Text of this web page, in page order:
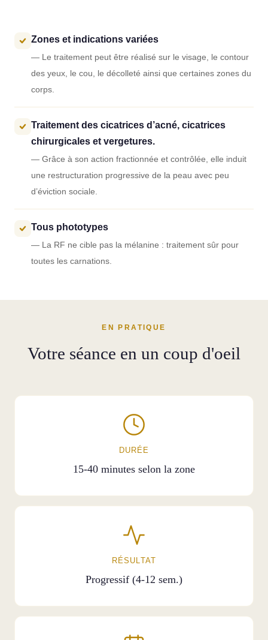
Zones et indications variées
— Le traitement peut être réalisé sur le visage, le contour
des yeux, le cou, le décolleté ainsi que certaines zones du
corps.
Traitement des cicatrices d’acné, cicatrices
chirurgicales et vergetures.
— Grâce à son action fractionnée et contrôlée, elle induit
une restructuration progressive de la peau avec peu
d’éviction sociale.
Tous phototypes
— La RF ne cible pas la mélanine : traitement sûr pour
toutes les carnations.
EN PRATIQUE
Votre séance en un coup d'oeil
DURÉE
15-40 minutes selon la zone
RÉSULTAT
Progressif (4-12 sem.)